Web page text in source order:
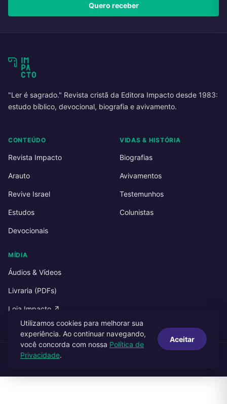
Quero receber
"Ler é sagrado." Revista cristã da Editora Impacto desde 1983:
estudo bíblico, devocional, biografia e avivamento.
CONTEÚDO
Revista Impacto
Arauto
Revive Israel
Estudos
Devocionais
VIDAS & HISTÓRIA
Biografias
Avivamentos
Testemunhos
Colunistas
MÍDIA
Áudios & Vídeos
Livraria (PDFs)
Loja Impacto ↗
© 2026 Impacto Publicações. Todos os direitos reservados.
Utilizamos cookies para melhorar sua
experiência. Ao continuar navegando,
você concorda com nossa Política de
Privacidade.
Aceitar